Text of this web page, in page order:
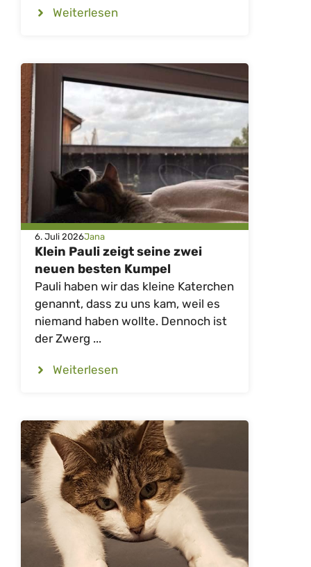
Weiterlesen
6. Juli 2026Jana
Klein Pauli zeigt seine zwei
neuen besten Kumpel
Pauli haben wir das kleine Katerchen
genannt, dass zu uns kam, weil es
niemand haben wollte. Dennoch ist
der Zwerg ...
Weiterlesen